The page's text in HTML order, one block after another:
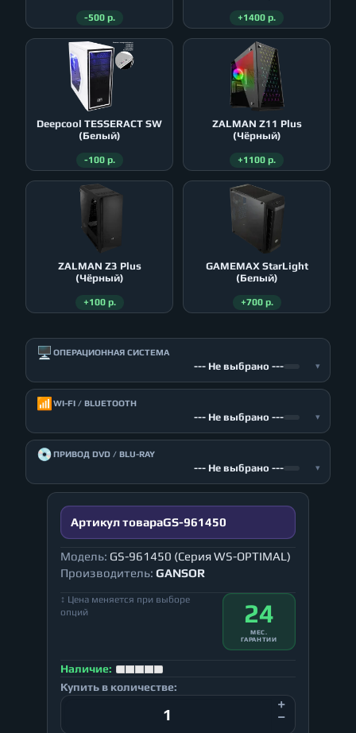
-500 р. +1400 р.
Deepcool TESSERACT SW
(Белый)
-100 р.
ZALMAN Z11 Plus
(Чёрный)
+1100 р.
ZALMAN Z3 Plus
(Чёрный)
+100 р.
GAMEMAX StarLight
(Белый)
+700 р.
🖥️ ОПЕРАЦИОННАЯ СИСТЕМА
--- Не выбрано --- ▾
📶 WI-FI / BLUETOOTH
--- Не выбрано --- ▾
💿ПРИВОД DVD / BLU-RAY
--- Не выбрано --- ▾
Артикул товараGS-961450
Модель: GS-961450 (Серия WS-OPTIMAL)
Производитель: GANSOR
↕ Цена меняется при выборе
опций
24
МЕС.
ГАРАНТИИ
Наличие:
Купить в количестве: